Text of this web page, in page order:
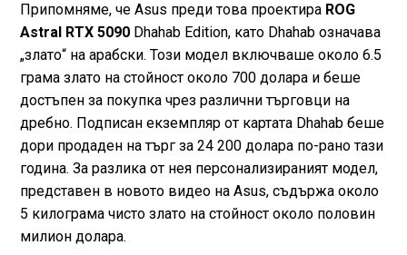
Припомняме, че Asus преди това проектираROG
Astral RTX 5090Dhahab Edition, като Dhahab означава
„злато“ на арабски. Този модел включваше около 6.5
грама злато на стойност около 700 долара и беше
достъпен за покупка чрез различни търговци на
дребно. Подписан екземпляр от картата Dhahab беше
дори продаден на търг за 24 200 долара по-рано тази
година. За разлика от нея персонализираният модел,
представен в новото видео на Asus, съдържа около
5 килограма чисто злато на стойност около половин
милион долара.